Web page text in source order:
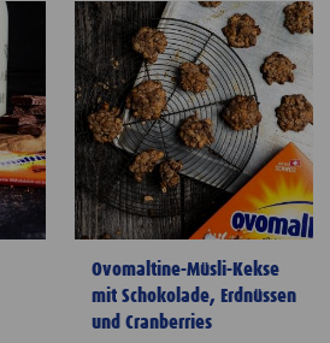
Ovomaltine-Müsli-Kekse
mit Schokolade, Erdnüssen
und Cranberries